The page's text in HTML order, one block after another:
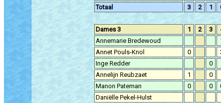
Totaal
3 2 1
Dames 3 1 2 3
Annemarie Bredewoud
Annet Pouls-Knol
0
Inge Redder
0
Annelijn Reubzaet
1
0
Manon Pateman
0 0
Daniëlle Pekel-Hulst